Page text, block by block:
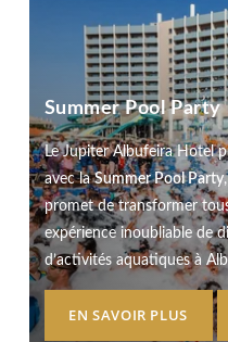
Summer Pool Party
Le Jupiter Albufeira Hotel
avec laSummer Pool Party
promet de transformer
expérience inoubliable de
d’activités aquatiques à
EN SAVOIR PLUS